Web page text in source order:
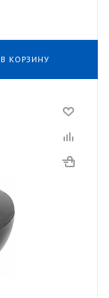
В КОРЗИНУ